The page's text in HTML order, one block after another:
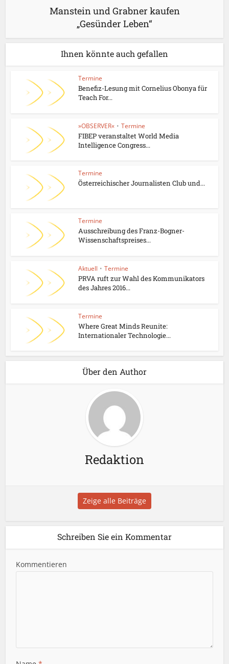
Manstein und Grabner kaufen
„Gesünder Leben“
Ihnen könnte auch gefallen
Termine
Benefiz-Lesung mit Cornelius Obonya für
Teach For...
»OBSERVER« • Termine
FIBEP veranstaltet World Media
Intelligence Congress...
Termine
Österreichischer Journalisten Club und...
Termine
Ausschreibung des Franz-Bogner-
Wissenschaftspreises...
Aktuell • Termine
PRVA ruft zur Wahl des Kommunikators
des Jahres 2016...
Termine
Where Great Minds Reunite:
Internationaler Technologie...
Über den Author
Redaktion
Zeige alle Beiträge
Schreiben Sie ein Kommentar
Kommentieren